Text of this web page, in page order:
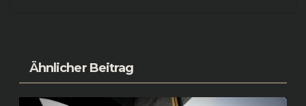
Ähnlicher Beitrag